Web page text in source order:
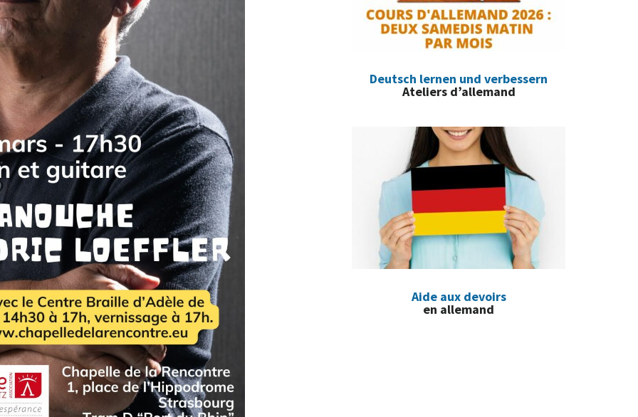
Deutsch lernen und verbessern
Ateliers d’allemand
Aide aux devoirs
en allemand